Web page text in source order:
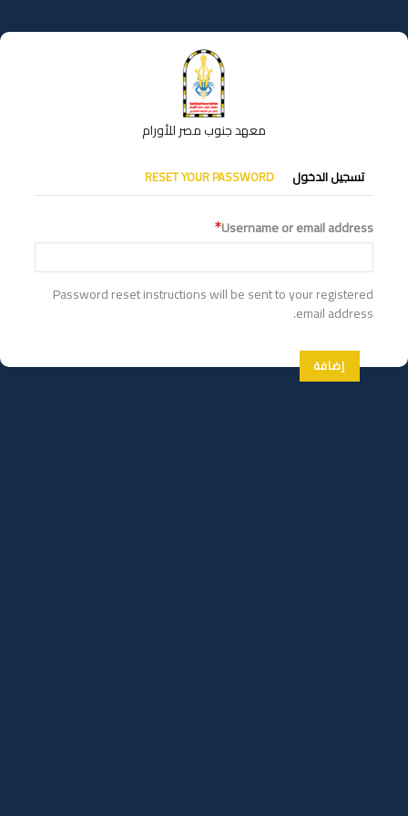
إلى
المحتوى
معهد جنوب مصر للأورام
التبويبات
الأساسية
تسجيل الدخول RESET YOUR PASSWORD
Username or email address
Password reset instructions will be sent to your registered
email address.